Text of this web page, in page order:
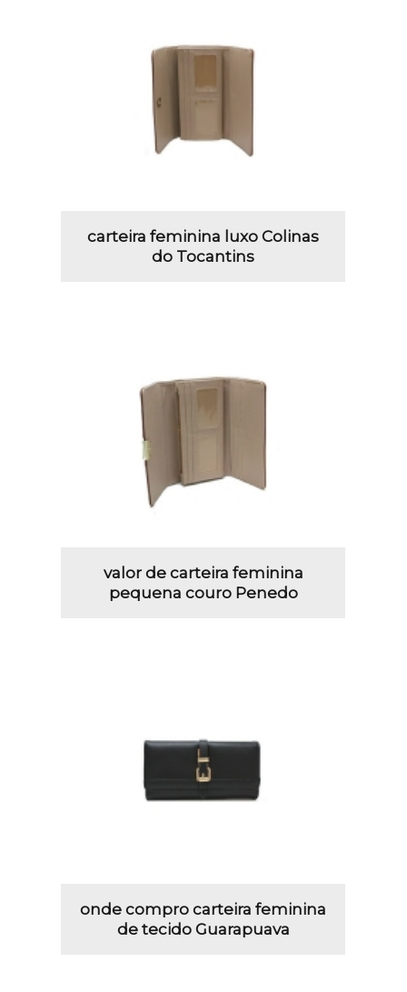
carteira feminina luxo Colinas
do Tocantins
valor de carteira feminina
pequena couro Penedo
onde compro carteira feminina
de tecido Guarapuava